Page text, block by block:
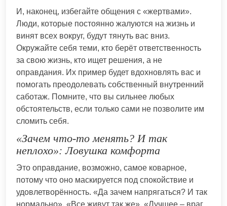
И, наконец, избегайте общения с «жертвами».
Люди, которые постоянно жалуются на жизнь и
винят всех вокруг, будут тянуть вас вниз.
Окружайте себя теми, кто берёт ответственность
за свою жизнь, кто ищет решения, а не
оправдания. Их пример будет вдохновлять вас и
помогать преодолевать собственный внутренний
саботаж. Помните, что вы сильнее любых
обстоятельств, если только сами не позволите им
сломить себя.
«Зачем что-то менять? И так
неплохо»: Ловушка комфорта
Это оправдание, возможно, самое коварное,
потому что оно маскируется под спокойствие и
удовлетворённость. «Да зачем напрягаться? И так
нормально», «Все живут так же», «Лучшее – враг